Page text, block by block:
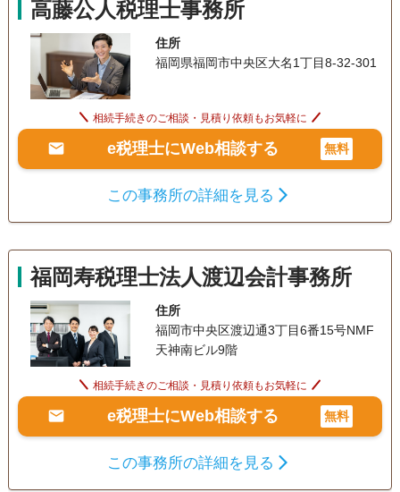
高藤公人税理士事務所
住所
福岡県福岡市中央区大名1丁目8-32-301
相続手続きのご相談・見積り依頼もお気軽に
e税理士にWeb相談する 無料
この事務所の詳細を見る
福岡寿税理士法人渡辺会計事務所
住所
福岡市中央区渡辺通3丁目6番15号NMF
天神南ビル9階
相続手続きのご相談・見積り依頼もお気軽に
e税理士にWeb相談する 無料
この事務所の詳細を見る